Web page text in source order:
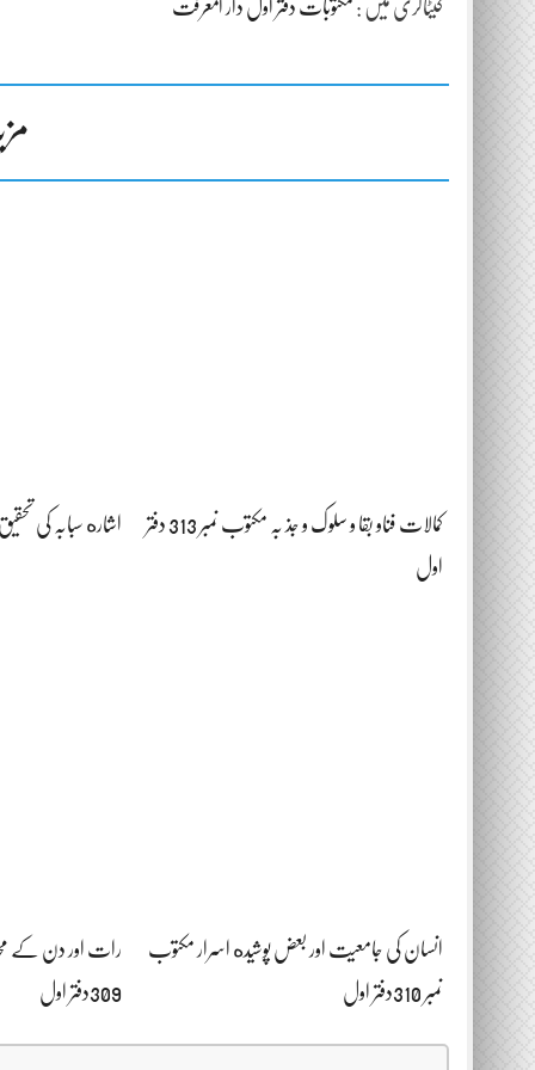
کیٹاگری میں : مکتوبات دفتر اول دار المعرفت
کمالات فناو بقا و سلوک و جذ بہ مکتوب نمبر 313 دفتر
اول
اشاره سبابہ کی تحقیق مکتوب
انسان کی جامعیت اور بعض پوشیده اسرار مکتوب
نمبر 310دفتر اول
رات اور دن کے
309دفتر اول